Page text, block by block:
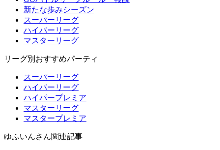
新たな歩みシーズン
スーパーリーグ
ハイパーリーグ
マスターリーグ
リーグ別おすすめパーティ
スーパーリーグ
ハイパーリーグ
ハイパープレミア
マスターリーグ
マスタープレミア
ゆふいんさん関連記事